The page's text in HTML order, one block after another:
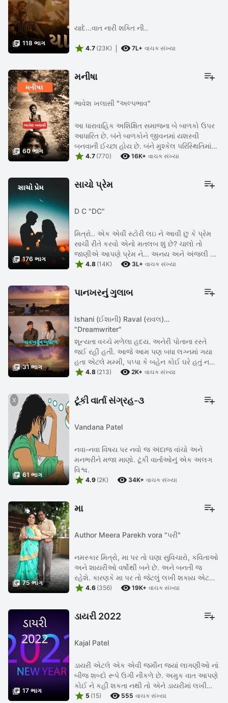
 118 ભાગ
યાદે...વાત નારી શક્તિ ની..
 4.7 (23K)  7L+ વાચક સંખ્યા
 60 ભાગ
મનીષા
ભાવેશ ખલાસી "અલ્પભાવ"
આ ધારાવાહિક અશિક્ષિત સમાજના બે બાળકો ઉપર
આધારિત છે. બંને બાળકોને જીવનમાં યશસ્વી
બનવાની ઈચ્છા હોય છે. બંને મુશ્કેલ પરિસ્થિતિમાં
ભણે છે, ભણીને સારી નોકરી પ્રાપ્ત કરે છે અને સારી
 4.7 (770)  16K+ વાચક સંખ્યા
 176 ભાગ
સાચો પ્રેમ
D C "DC"
મિત્રો.. એક એવી સ્ટોરી લઇ ને આવી છુ કે પ્રેમ
સાચી રીતે કરવો એનો મતલબ શું છે? ચાલો તો
જાણીએ આપણે પ્રેમ ને... અનય અને અંજલી ના
સફર માં...
 4.8 (14K)  3L+ વાચક સંખ્યા
 31 ભાગ
પાનખરનું ગુલાબ
Ishani (ઈશાની) Raval (રાવલ)
"Dreamwriter"
શૂન્યતા વચ્ચે મળેલા હદય. અનેરી પોતાના રસ્તે
જઈ રહી હતી. આજે આમ પણ બધા લગ્નમાં ગયા
હતા એટલે મમ્મી, પપ્પા કે બહેન કોઈ ઘરે હતું નહીં.
કોઈ પ્રશ્નો પૂછનાર નહોતું કે ના એને કોઈ જવાબ
 4.8 (213)  2K+ વાચક સંખ્યા
 61 ભાગ
ટૂંકી વાર્તા સંગ્રહ-૩
Vandana Patel
નવા-નવા વિષય પર નવો જ અંદાજ વાંચો અને
મનભરીને મજા માણો. ટૂંકી વાર્તાઓનું એક અલગ
વિશ્વ.
 4.9 (2K)  34K+ વાચક સંખ્યા
 75 ભાગ
મા
Author Meera Parekh vora "પરી"
નમસ્કાર મિત્રો, મા પર તો ઘણા સુવિચારો, કવિતાઓ
અને શાયરીઓ વર્ષોથી બને છે. અને બનતી જ
રહેશે. કારણકે મા પર તો જેટલું લખી શકાય એટલું
ઓછું છે. આજે મધર્સ ડે ના નિમિતે મને એક અનોખી
 4.6 (356)  19K+ વાચક સંખ્યા
 17 ભાગ
ડાયરી 2022
Kajal Patel
ડાયરી એટલે એક એવી જમીન જયાં લાગણીઓ નાં
બીજ શબ્દો રૂપે ઉગી નીકળે છે. અમુક વાત આપણે
કોઈ ને કહી શકતા નથી તો એને ડાયરીમાં લખી
લેવી જોઈએ જેનાથી આપણો ગુસ્સો ,ડર, આપણી
 5 (15)  555 વાચક સંખ્યા